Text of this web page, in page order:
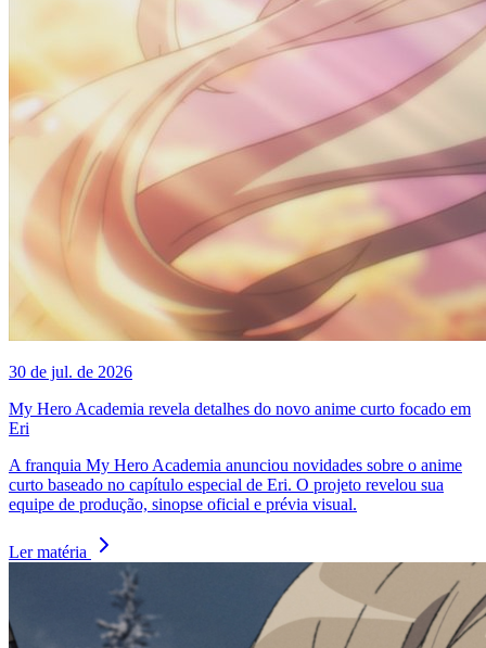
30 de jul. de 2026
My Hero Academia revela detalhes do novo anime curto focado em
Eri
A franquia My Hero Academia anunciou novidades sobre o anime
curto baseado no capítulo especial de Eri. O projeto revelou sua
equipe de produção, sinopse oficial e prévia visual.
Ler matéria